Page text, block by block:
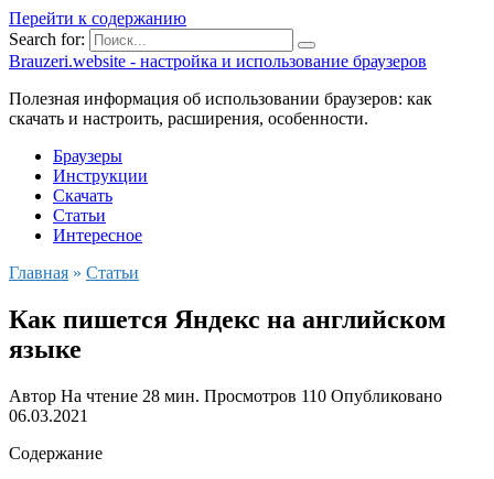
Перейти к содержанию
Search for:
Brauzeri.website - настройка и использование браузеров
Полезная информация об использовании браузеров: как
скачать и настроить, расширения, особенности.
Браузеры
Инструкции
Скачать
Статьи
Интересное
Главная » Статьи
Как пишется Яндекс на английском
языке
Автор На чтение 28 мин. Просмотров 110 Опубликовано
06.03.2021
Содержание